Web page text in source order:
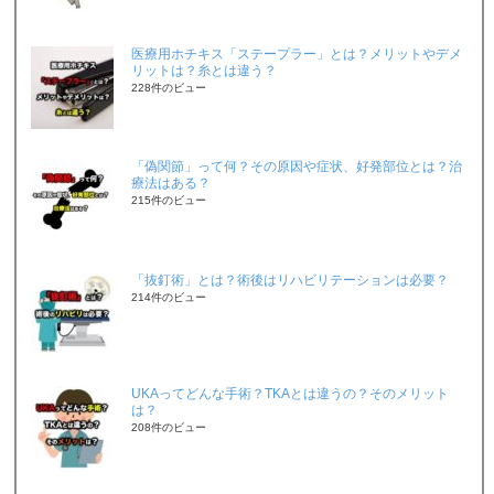
医療用ホチキス「ステープラー」とは？メリットやデメ
リットは？糸とは違う？
228件のビュー
「偽関節」って何？その原因や症状、好発部位とは？治
療法はある？
215件のビュー
「抜釘術」とは？術後はリハビリテーションは必要？
214件のビュー
UKAってどんな手術？TKAとは違うの？そのメリット
は？
208件のビュー